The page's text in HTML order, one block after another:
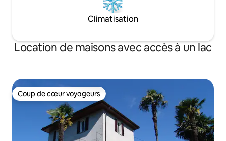
Climatisation
Location de maisons avec accès à un lac
Coup de cœur voyageurs
Coup de cœur voyageurs